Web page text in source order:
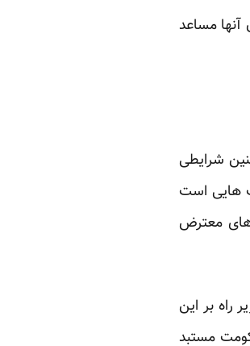
مساعد
شرایطی
هایی است
های معترض
راه بر این
مستبد